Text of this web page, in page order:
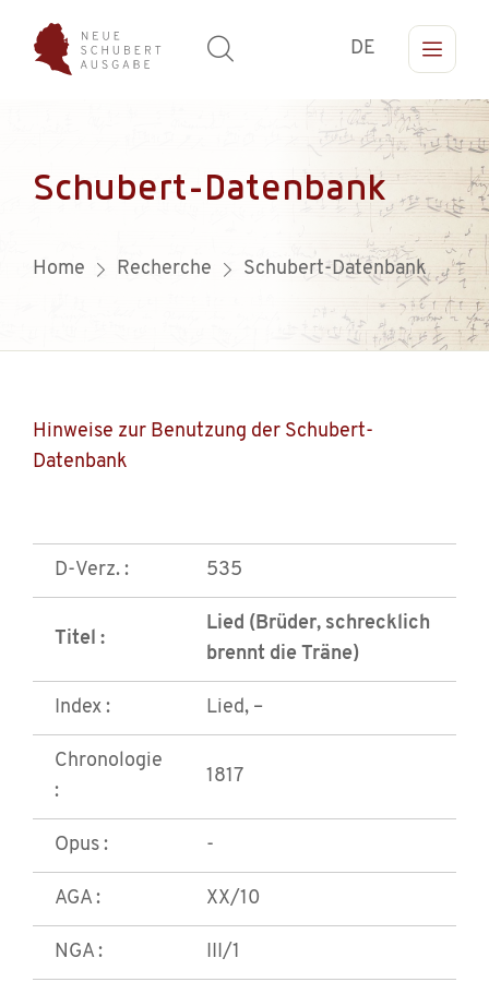
DE
Schubert-Datenbank
Home Recherche Schubert-Datenbank
Hinweise zur Benutzung der Schubert-
Datenbank
D-Verz. : 535
Titel :
Lied (Brüder, schrecklich
brennt die Träne)
Index : Lied, –
Chronologie
:
1817
Opus : -
AGA : XX/10
NGA : III/1